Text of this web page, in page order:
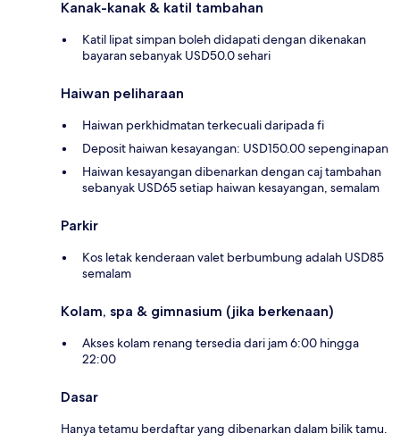
Kanak-kanak & katil tambahan
Katil lipat simpan boleh didapati dengan dikenakan
bayaran sebanyak USD50.0 sehari
Haiwan peliharaan
Haiwan perkhidmatan terkecuali daripada fi
Deposit haiwan kesayangan: USD150.00 sepenginapan
Haiwan kesayangan dibenarkan dengan caj tambahan
sebanyak USD65 setiap haiwan kesayangan, semalam
Parkir
Kos letak kenderaan valet berbumbung adalah USD85
semalam
Kolam, spa & gimnasium (jika berkenaan)
Akses kolam renang tersedia dari jam 6:00 hingga
22:00
Dasar
Hanya tetamu berdaftar yang dibenarkan dalam bilik tamu.